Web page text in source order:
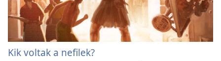
Kik voltak a nefilek?